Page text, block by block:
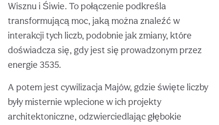
Wisznu i Śiwie. To połączenie podkreśla
transformującą moc, jaką można znaleźć w
interakcji tych liczb, podobnie jak zmiany, które
doświadcza się, gdy jest się prowadzonym przez
energie 3535.
A potem jest cywilizacja Majów, gdzie święte liczby
były misternie wplecione w ich projekty
architektoniczne, odzwierciedlając głębokie